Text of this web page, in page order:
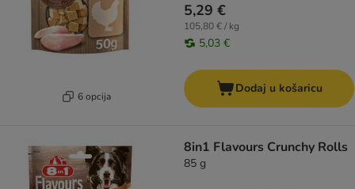
6 opcija
5,29 €
105,80 € / kg
5,03 €
Dodaj u košaricu
8in1 Flavours Crunchy Rolls
85 g